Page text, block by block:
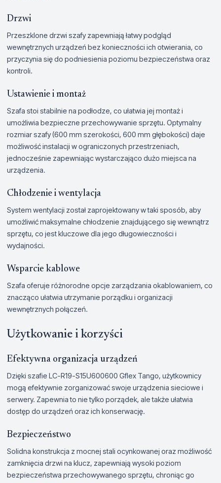
Drzwi
Przeszklone drzwi szafy zapewniają łatwy podgląd
wewnętrznych urządzeń bez konieczności ich otwierania, co
przyczynia się do podniesienia poziomu bezpieczeństwa oraz
kontroli.
Ustawienie i montaż
Szafa stoi stabilnie na podłodze, co ułatwia jej montaż i
umożliwia bezpieczne przechowywanie sprzętu. Optymalny
rozmiar szafy (600 mm szerokości, 600 mm głębokości) daje
możliwość instalacji w ograniczonych przestrzeniach,
jednocześnie zapewniając wystarczająco dużo miejsca na
urządzenia.
Chłodzenie i wentylacja
System wentylacji został zaprojektowany w taki sposób, aby
umożliwić maksymalne chłodzenie znajdującego się wewnątrz
sprzętu, co jest kluczowe dla jego długowieczności i
wydajności.
Wsparcie kablowe
Szafa oferuje różnorodne opcje zarządzania okablowaniem, co
znacząco ułatwia utrzymanie porządku i organizacji
wewnętrznych połączeń.
Użytkowanie i korzyści
Efektywna organizacja urządzeń
Dzięki szafie LC-R19-S15U600600 Gflex Tango, użytkownicy
mogą efektywnie zorganizować swoje urządzenia sieciowe i
serwery. Zapewnia to nie tylko porządek, ale także ułatwia
dostęp do urządzeń oraz ich konserwację.
Bezpieczeństwo
Solidna konstrukcja z mocnej stali ocynkowanej oraz możliwość
zamknięcia drzwi na klucz, zapewniają wysoki poziom
bezpieczeństwa przechowywanego sprzętu, chroniąc go